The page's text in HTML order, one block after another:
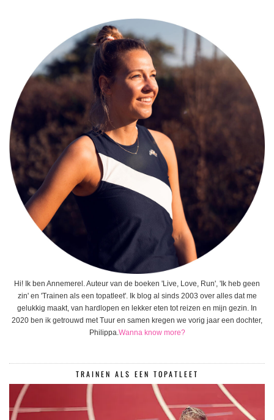
Hi! Ik ben Annemerel. Auteur van de boeken 'Live, Love, Run', 'Ik heb geen
zin' en 'Trainen als een topatleet'. Ik blog al sinds 2003 over alles dat me
gelukkig maakt, van hardlopen en lekker eten tot reizen en mijn gezin. In
2020 ben ik getrouwd met Tuur en samen kregen we vorig jaar een dochter,
Philippa.Wanna know more?
TRAINEN ALS EEN TOPATLEET